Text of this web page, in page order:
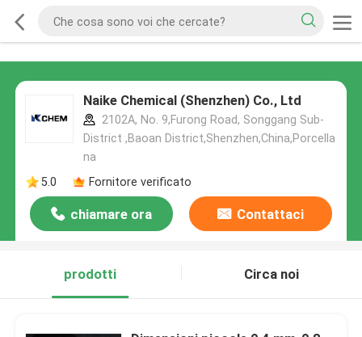
Naike Chemical (Shenzhen) Co., Ltd
2102A, No. 9,Furong Road, Songgang Sub-
District ,Baoan District,Shenzhen,China,Porcella
na
5.0
Fornitore verificato
chiamare ora Contattaci
prodotti Circa noi